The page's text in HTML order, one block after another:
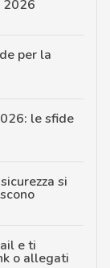
2026
per la
le sfide
si
e ti
o allegati